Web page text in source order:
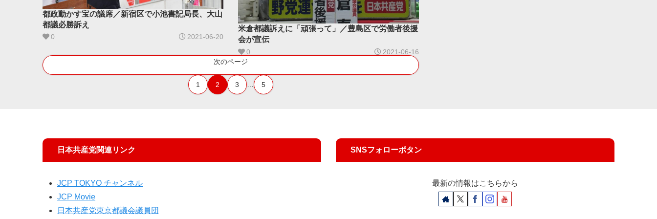
都政動かす宝の議席／新宿区で小池書記局長、大山
都議必勝訴え
0 2021-06-20
米倉都議訴えに「頑張って」／豊島区で労働者後援
会が宣伝
0
2021-06-16
次のページ
1 2 3 … 5
日本共産党関連リンク
JCP TOKYO チャンネル
JCP Movie
日本共産党東京都議会議員団
SNSフォローボタン
最新の情報はこちらから